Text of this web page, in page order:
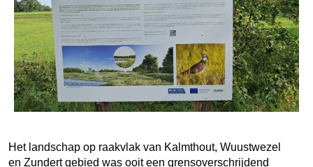
Het landschap op raakvlak van Kalmthout, Wuustwezel
en Zundert gebied was ooit een grensoverschrijdend